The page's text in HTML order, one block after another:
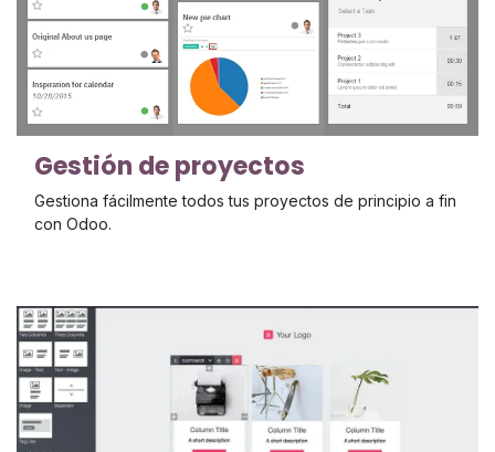
Gestión de proyectos
Gestiona fácilmente todos tus proyectos de principio a fin
con Odoo.